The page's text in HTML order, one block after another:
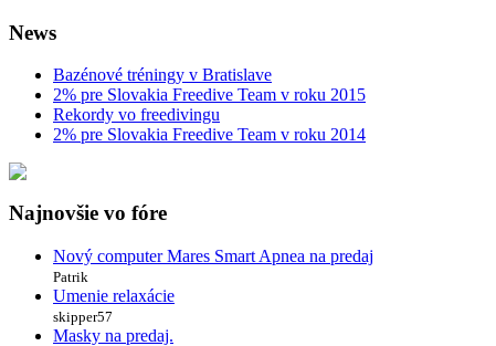
News
Bazénové tréningy v Bratislave
2% pre Slovakia Freedive Team v roku 2015
Rekordy vo freedivingu
2% pre Slovakia Freedive Team v roku 2014
Najnovšie vo fóre
Nový computer Mares Smart Apnea na predaj
Patrik
Umenie relaxácie
skipper57
Masky na predaj.